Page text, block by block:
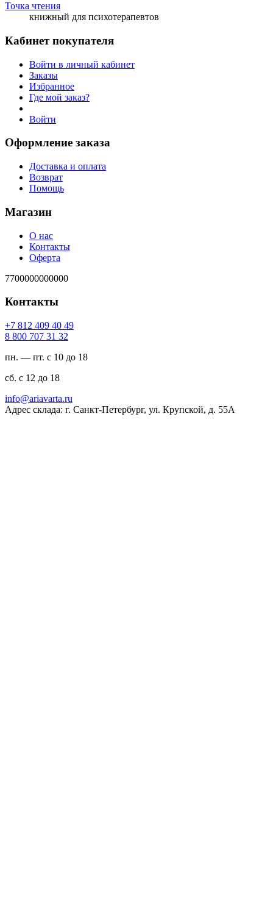
Точка чтения
книжный для психотерапевтов
Кабинет покупателя
Войти в личный кабинет
Заказы
Избранное
Где мой заказ?
Войти
Оформление заказа
Доставка и оплата
Возврат
Помощь
Магазин
О нас
Контакты
Оферта
7700000000000
Контакты
94 04 904 218 7+
23 13 707 008 8
пн. — пт. с 10 до 18
сб. с 12 до 18
ur.atravaira@ofni
Адрес склада: г. Санкт-Петербург, ул. Крупской, д. 55А